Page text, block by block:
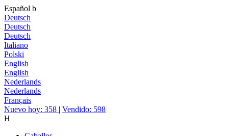
Español b
Deutsch
Deutsch
Deutsch
Italiano
Polski
English
English
Nederlands
Nederlands
Français
Nuevo hoy: 358 | Vendido: 598
H